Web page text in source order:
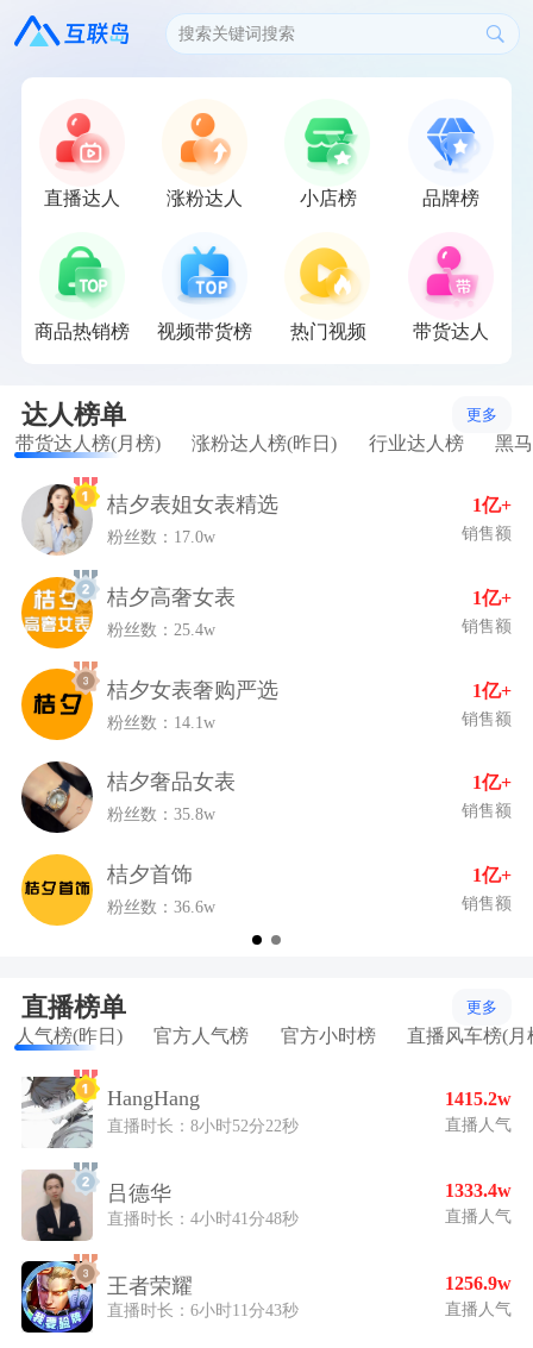
搜索关键词搜索
直播达人 涨粉达人 小店榜 品牌榜
商品热销榜 视频带货榜 热门视频 带货达人
达人榜单 更多
带货达人榜(月榜) 涨粉达人榜(昨日) 行业达人榜 黑
桔夕表姐女表精选
粉丝数：17.0w
1亿+
销售额
桔夕高奢女表
粉丝数：25.4w
1亿+
销售额
桔夕女表奢购严选
粉丝数：14.1w
1亿+
销售额
桔夕奢品女表
粉丝数：35.8w
1亿+
销售额
桔夕首饰
粉丝数：36.6w
1亿+
销售额
直播榜单 更多
人气榜(昨日) 官方人气榜 官方小时榜 直播风车榜(月
HangHang
直播时长：8小时52分22秒
1415.2w
直播人气
吕德华
直播时长：4小时41分48秒
1333.4w
直播人气
王者荣耀
直播时长：6小时11分43秒
1256.9w
直播人气